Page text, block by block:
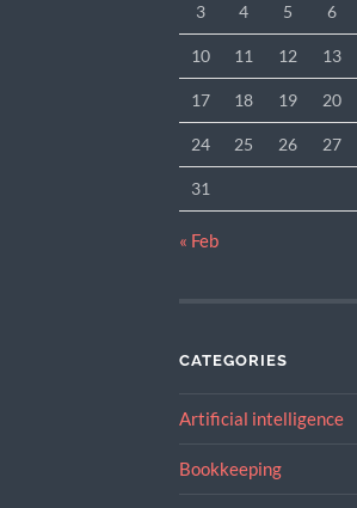
3 4 5 6
10 11 12 13
17 18 19 20
24 25 26 27
31
« Feb
CATEGORIES
Artificial intelligence
Bookkeeping